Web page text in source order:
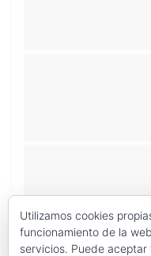
Utilizamos cookies
funcionamiento de la
servicios. Puede